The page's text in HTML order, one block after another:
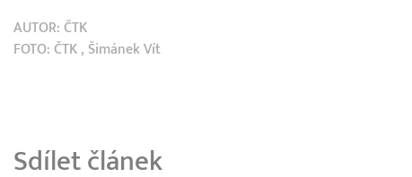
AUTOR: ČTK
FOTO: ČTK , Šimánek Vít
Sdílet článek